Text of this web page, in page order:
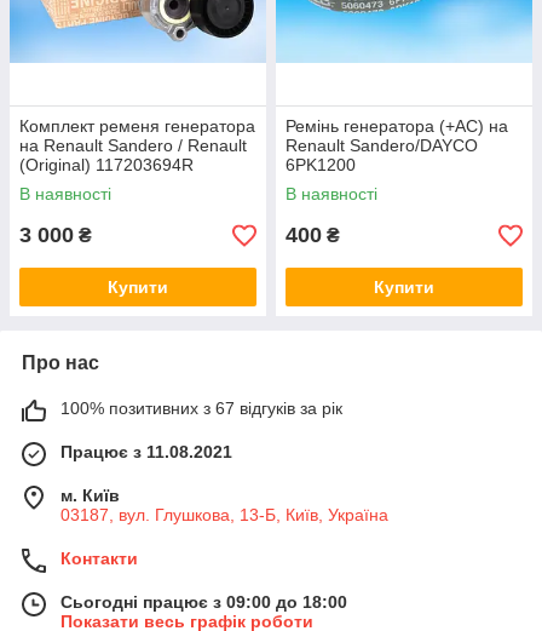
Комплект ременя генератора
на Renault Sandero / Renault
(Original) 117203694R
В наявності
3 000 ₴
Купити
Ремінь генератора (+AC) на
Renault Sandero/DAYCO
6PK1200
В наявності
400 ₴
Купити
Про нас
100% позитивних з 67 відгуків за рік
Працює з 11.08.2021
м. Київ
03187, вул. Глушкова, 13-Б, Київ, Україна
Контакти
Сьогодні працює з 09:00 до 18:00
Показати весь графік роботи